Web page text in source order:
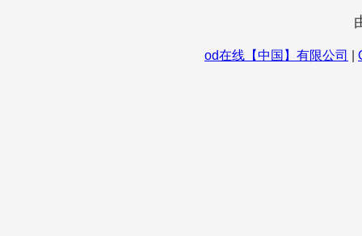
od在线【中国】有限公司